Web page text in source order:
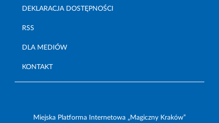
DEKLARACJA DOSTĘPNOŚCI
RSS
DLA MEDIÓW
KONTAKT
Miejska Platforma Internetowa „Magiczny Kraków”